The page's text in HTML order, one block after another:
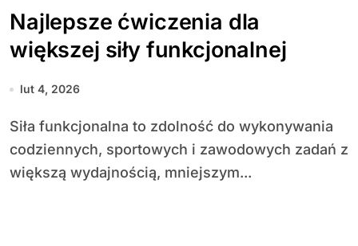
Najlepsze ćwiczenia dla
większej siły funkcjonalnej
lut 4, 2026
Siła funkcjonalna to zdolność do wykonywania
codziennych, sportowych i zawodowych zadań z
większą wydajnością, mniejszym...